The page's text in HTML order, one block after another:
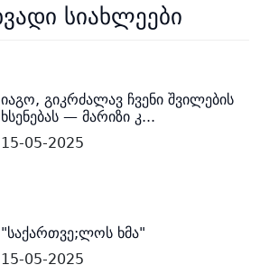
სიახლეები
იაგო, გიკრძალავ ჩვენი შვილების
ხსენებას — მარიზი კ...
15-05-2025
"საქართვე;ლოს ხმა"
15-05-2025